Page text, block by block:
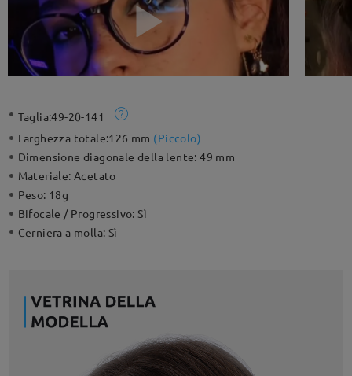
Taglia:49-20-141
Larghezza totale:126 mm (Piccolo)
Dimensione diagonale della lente:49 mm
Materiale:Acetato
Peso: 18g
Bifocale / Progressivo:Sì
Cerniera a molla: Sì